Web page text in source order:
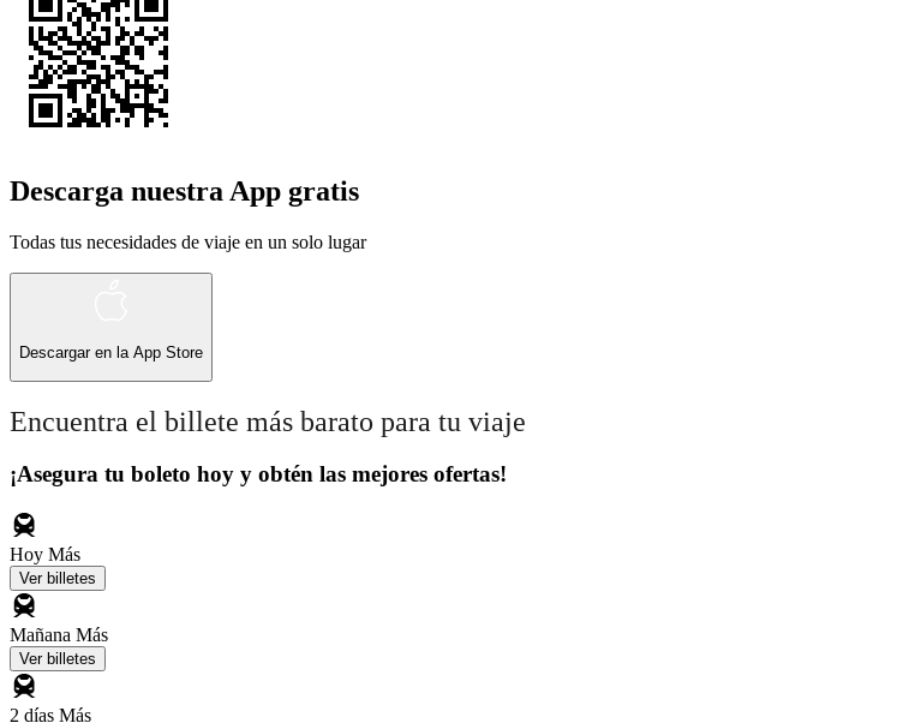
Descarga nuestra App gratis
Todas tus necesidades de viaje en un solo lugar
Descargar en la App Store
Encuentra el billete más barato para tu viaje
¡Asegura tu boleto hoy y obtén las mejores ofertas!
Hoy Más
Ver billetes
Mañana Más
Ver billetes
2 días Más